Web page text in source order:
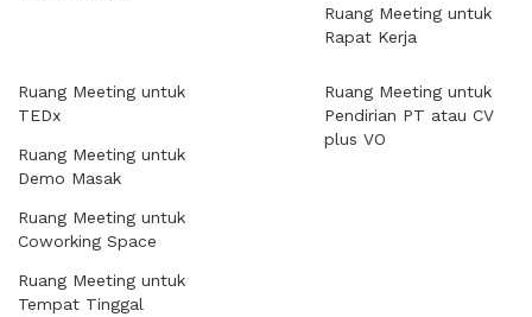
Ruang Meeting untuk
Rapat Kerja
Ruang Meeting untuk
TEDx
Ruang Meeting untuk
Demo Masak
Ruang Meeting untuk
Coworking Space
Ruang Meeting untuk
Tempat Tinggal
Ruang Meeting untuk
Pendirian PT atau CV
plus VO